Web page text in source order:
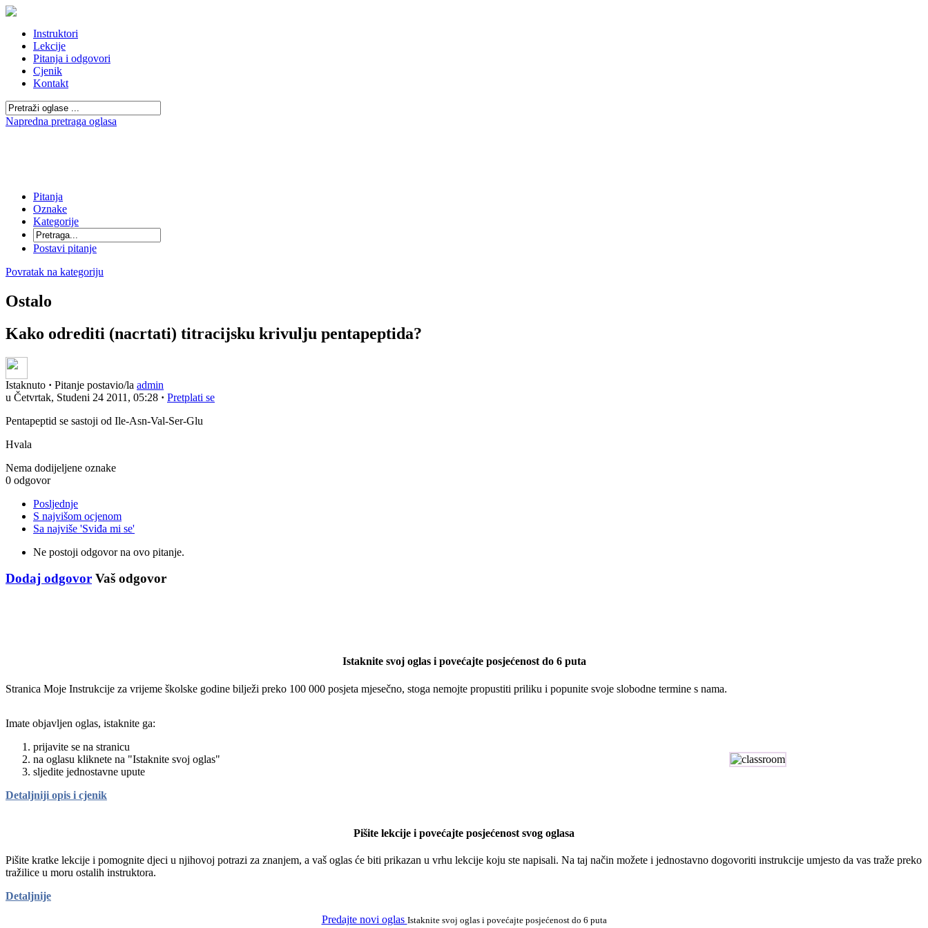
Instruktori
Lekcije
Pitanja i odgovori
Cjenik
Kontakt
Napredna pretraga oglasa
Pitanja
Oznake
Kategorije
Postavi pitanje
Povratak na kategoriju
Ostalo
Kako odrediti (nacrtati) titracijsku krivulju pentapeptida?
Istaknuto · Pitanje postavio/la admin
u Četvrtak, Studeni 24 2011, 05:28 · Pretplati se
Pentapeptid se sastoji od Ile-Asn-Val-Ser-Glu
Hvala
Nema dodijeljene oznake
0 odgovor
Posljednje
S najvišom ocjenom
Sa najviše 'Sviđa mi se'
Ne postoji odgovor na ovo pitanje.
Dodaj odgovor Vaš odgovor
Istaknite svoj oglas i povećajte posjećenost do 6 puta
Stranica Moje Instrukcije za vrijeme školske godine bilježi preko 100 000 posjeta mjesečno, stoga nemojte propustiti priliku i popunite svoje slobodne termine s nama.
Imate objavljen oglas, istaknite ga:
prijavite se na stranicu
na oglasu kliknete na "Istaknite svoj oglas"
sljedite jednostavne upute
Detaljniji opis i cjenik
Pišite lekcije i povećajte posjećenost svog oglasa
Pišite kratke lekcije i pomognite djeci u njihovoj potrazi za znanjem, a vaš oglas će biti prikazan u vrhu lekcije koju ste napisali. Na taj način možete i jednostavno dogovoriti instrukcije umjesto da vas traže preko
tražilice u moru ostalih instruktora.
Detaljnije
Predajte novi oglas Istaknite svoj oglas i povećajte posjećenost do 6 puta